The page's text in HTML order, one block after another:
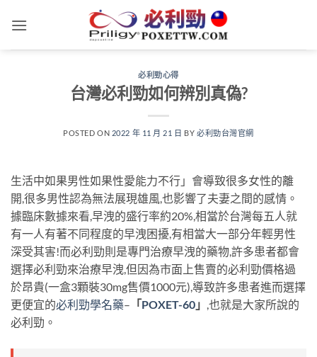
必利勁心得
台灣必利勁如何辨別真偽?
POSTED ON 2022 年 11 月 21 日 BY 必利勁台灣官網
生活中如果男性如果性愛能力不行」會導致很多女性的離
開,很多男性認為無法展現雄風,也影響了夫妻之間的感情。
據臨床數據來看,早洩的盛行率約20%,相當於台灣每五人就
有一人有著不同程度的早洩困擾,有相當大一部分年輕男性
深受其害!而必利勁則是專門治療早洩的藥物,許多患者都會
選擇必利勁來治療早洩,但因為市面上售賣的必利勁價格過
於昂貴(一盒3顆裝30mg售價1000元),導致許多患者進而選擇
更便宜的必利勁學名藥– 「POXET-60 」
,也就是大家所說的
必利勁。